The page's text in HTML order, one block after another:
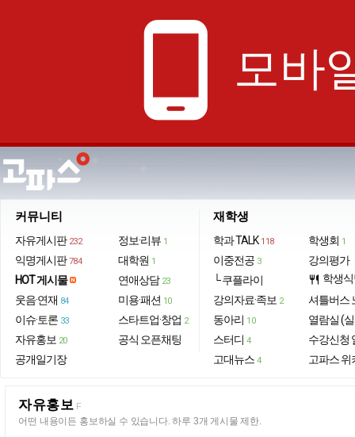
phone_android 모바
커뮤니티
자유게시판 232
익명게시판 784
HOT 게시물
웃음·연재 84
이슈·토론 33
자유홍보 20
공개일기장
정보·리뷰 1
대학원 1
연애상담 23
미용·패션 10
스타트업·창업 2
공식 오픈채팅
재학생
학과 TALK 118
이중전공 3
└ 쿠플라이
강의자료·족보 2
동아리 10
스터디 4
고대뉴스 4
학생회 1
강의평가
restaurant 학생
셔틀버스
열람실 (
수강신청
고파스 위
자유홍보 F
어떤 내용이든 홍보하실 수 있습니다. 하루 3개 게시물 제한.